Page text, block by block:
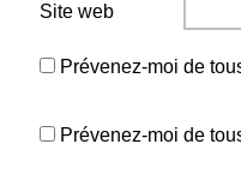
Site web
Prévenez-moi de
Prévenez-moi de